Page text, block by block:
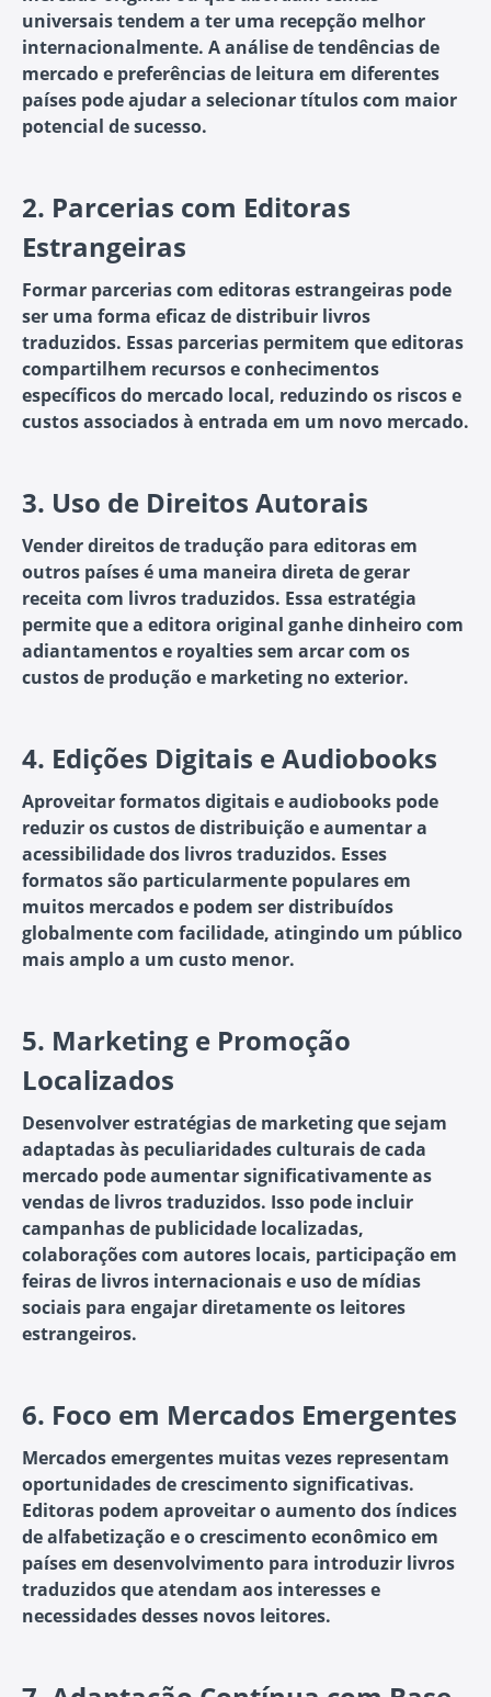
universais tendem a ter uma recepção melhor
internacionalmente. A análise de tendências de
mercado e preferências de leitura em diferentes
países pode ajudar a selecionar títulos com maior
potencial de sucesso.
2. Parcerias com Editoras
Estrangeiras
Formar parcerias com editoras estrangeiras pode
ser uma forma eficaz de distribuir livros
traduzidos. Essas parcerias permitem que editoras
compartilhem recursos e conhecimentos
específicos do mercado local, reduzindo os riscos e
custos associados à entrada em um novo mercado.
3. Uso de Direitos Autorais
Vender direitos de tradução para editoras em
outros países é uma maneira direta de gerar
receita com livros traduzidos. Essa estratégia
permite que a editora original ganhe dinheiro com
adiantamentos e royalties sem arcar com os
custos de produção e marketing no exterior.
4. Edições Digitais e Audiobooks
Aproveitar formatos digitais e audiobooks pode
reduzir os custos de distribuição e aumentar a
acessibilidade dos livros traduzidos. Esses
formatos são particularmente populares em
muitos mercados e podem ser distribuídos
globalmente com facilidade, atingindo um público
mais amplo a um custo menor.
5. Marketing e Promoção
Localizados
Desenvolver estratégias de marketing que sejam
adaptadas às peculiaridades culturais de cada
mercado pode aumentar significativamente as
vendas de livros traduzidos. Isso pode incluir
campanhas de publicidade localizadas,
colaborações com autores locais, participação em
feiras de livros internacionais e uso de mídias
sociais para engajar diretamente os leitores
estrangeiros.
6. Foco em Mercados Emergentes
Mercados emergentes muitas vezes representam
oportunidades de crescimento significativas.
Editoras podem aproveitar o aumento dos índices
de alfabetização e o crescimento econômico em
países em desenvolvimento para introduzir livros
traduzidos que atendam aos interesses e
necessidades desses novos leitores.